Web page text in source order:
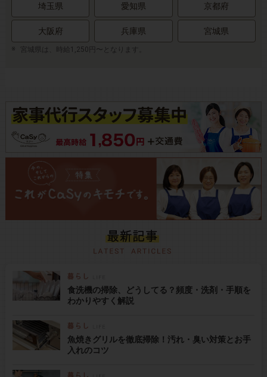
埼玉県 愛知県 京都府
大阪府 兵庫県 宮城県
宮城県は、時給1,250円〜となります。
食洗機の掃除、どうしてる？頻度・洗剤・手順を
わかりやすく解説
魚焼きグリルを徹底掃除！汚れ・臭い対策とお手
入れのコツ